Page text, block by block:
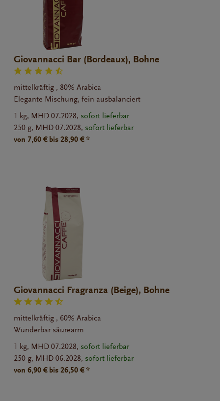
Giovannacci Bar (Bordeaux), Bohne
mittelkräftig , 80% Arabica
Elegante Mischung, fein ausbalanciert
1 kg, MHD 07.2028, sofort lieferbar
250 g, MHD 07.2028, sofort lieferbar
von 7,60 € bis 28,90 € *
Giovannacci Fragranza (Beige), Bohne
mittelkräftig , 60% Arabica
Wunderbar säurearm
1 kg, MHD 07.2028, sofort lieferbar
250 g, MHD 06.2028, sofort lieferbar
von 6,90 € bis 26,50 € *